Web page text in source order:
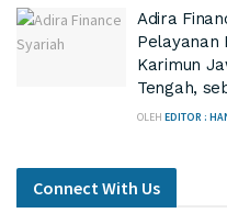
Adira
Pelayanan
Karimun
Tengah,
OLEH EDITOR :
Connect With Us